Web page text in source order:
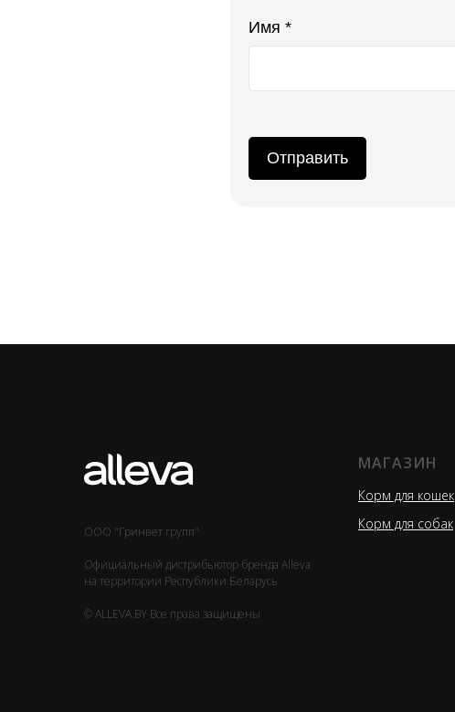
Имя *
Отправить
ООО "Гринвет групп"
Официальный дистрибьютор бренда Alleva
на территории Республики Беларусь
© ALLEVA.BY Все права защищены
МАГАЗИН
Корм для кошек
Корм для собак